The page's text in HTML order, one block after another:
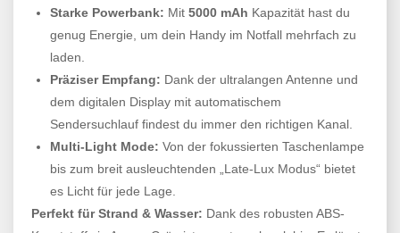
Starke Powerbank: Mit 5000 mAh Kapazität hast du
genug Energie, um dein Handy im Notfall mehrfach zu
laden.
Präziser Empfang: Dank der ultralangen Antenne und
dem digitalen Display mit automatischem
Sendersuchlauf findest du immer den richtigen Kanal.
Multi-Light Mode: Von der fokussierten Taschenlampe
bis zum breit ausleuchtenden „Late-Lux Modus“ bietet
es Licht für jede Lage.
Perfekt für Strand & Wasser: Dank des robusten ABS-